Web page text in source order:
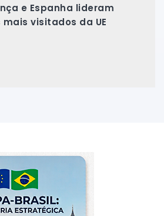
e Espanha lideram
visitados da UE